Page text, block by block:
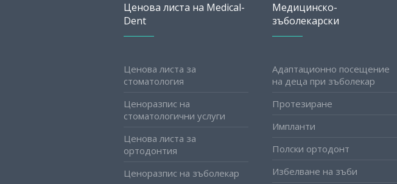
Ценова листа на Medical-
Dent
Ценова листа за
стоматология
Ценоразпис на
стоматологични услуги
Ценова листа за
ортодонтия
Ценоразпис на зъболекар
Медицинско-
зъболекарски
Адаптационно посещение
на деца при зъболекар
Протезиране
Импланти
Полски ортодонт
Избелване на зъби
Slovak